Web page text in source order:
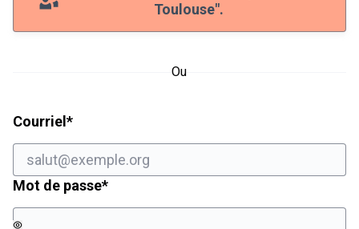
Toulouse".
Ou
Courriel *Champ obligatoire
Mot de passe*Champ obligatoire